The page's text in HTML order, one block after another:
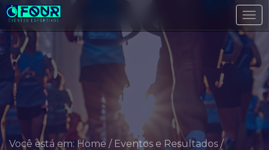
Você está em: Home / Eventos e Resultados /